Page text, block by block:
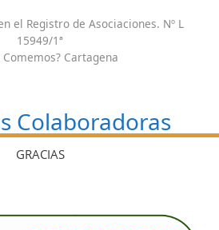
el Registro de Asociaciones. Nº L
15949/1ª
Comemos? Cartagena
Colaboradoras
GRACIAS